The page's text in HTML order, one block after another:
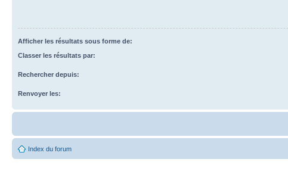
Afficher les résultats sous forme de:
Classer les résultats par:
Rechercher depuis:
Renvoyer les:
Index du forum